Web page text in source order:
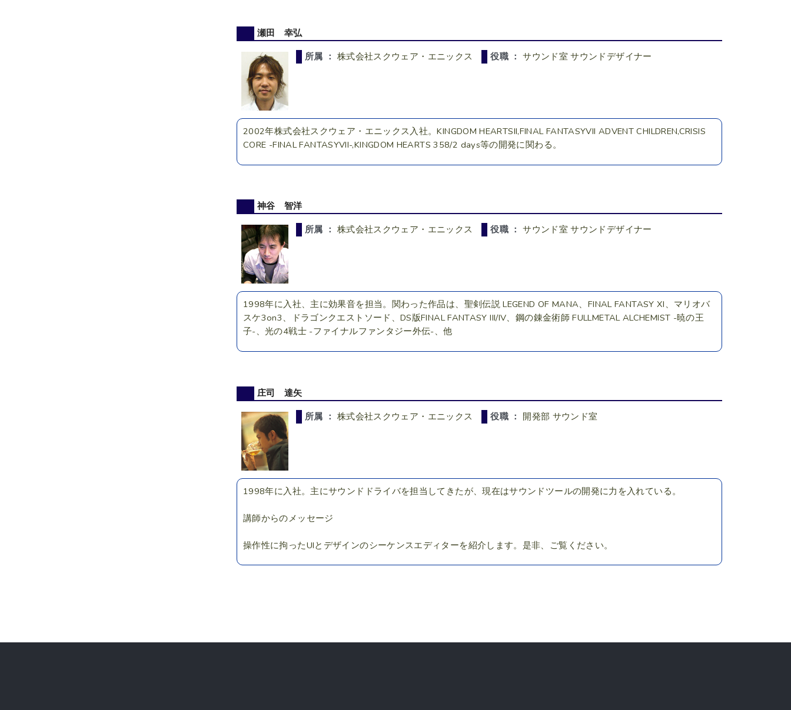
瀬田 幸弘
所属 ： 株式会社スクウェア・エニックス 役職 ：サウンド室 サウンドデザイナー
2002年株式会社スクウェア・エニックス入社。KINGDOM HEARTSII,FINAL FANTASYVII ADVENT CHILDREN,CRISIS
CORE -FINAL FANTASYVII-,KINGDOM HEARTS 358/2 days等の開発に関わる。
神谷 智洋
所属 ： 株式会社スクウェア・エニックス 役職 ：サウンド室 サウンドデザイナー
1998年に入社、主に効果音を担当。関わった作品は、聖剣伝説 LEGEND OF MANA、FINAL FANTASY XI、マリオバ
スケ3on3、ドラゴンクエストソード、DS版FINAL FANTASY III/IV、鋼の錬金術師 FULLMETAL ALCHEMIST -暁の王
子-、光の4戦士 -ファイナルファンタジー外伝-、他
庄司 達矢
所属 ： 株式会社スクウェア・エニックス 役職 ： 開発部 サウンド室
1998年に入社。主にサウンドドライバを担当してきたが、現在はサウンドツールの開発に力を入れている。
講師からのメッセージ
操作性に拘ったUIとデザインのシーケンスエディターを紹介します。是非、ご覧ください。